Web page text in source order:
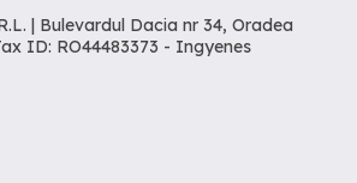
| Bulevardul Dacia nr 34, Oradea
ID: RO44483373 - Ingyenes